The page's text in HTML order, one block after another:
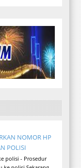
NOMOR HP
POLISI
polisi - Prosedur